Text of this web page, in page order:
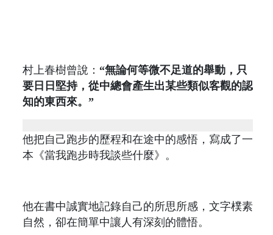
村上春樹曾說： “無論何等微不足道的舉動，只
要日日堅持，從中總會產生出某些類似客觀的認
知的東西來。”
他把自己跑步的歷程和在途中的感悟，寫成了一
本《當我跑步時我談些什麼》。
他在書中誠實地記錄自己的所思所感，文字樸素
自然，卻在簡單中讓人有深刻的體悟。